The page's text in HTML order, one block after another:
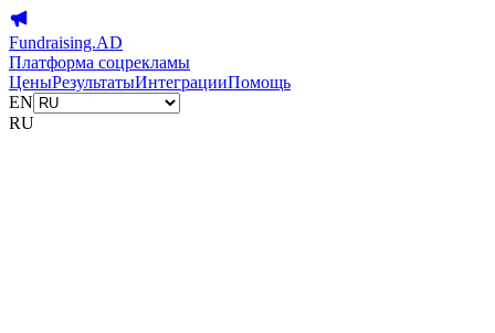
Fundraising.AD
Платформа соцрекламы
ЦеныРезультатыИнтеграцииПомощь
EN
RU